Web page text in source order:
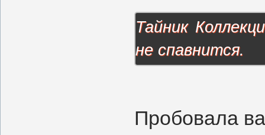
Тайник
не спавнится.
Пробовала